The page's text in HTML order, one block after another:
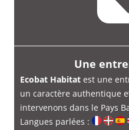
Une
Ecobat Habitat est une
un caractère authentique
intervenons dans le Pays
Langues parlées :